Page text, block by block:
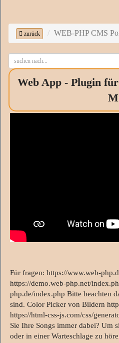
zurück WEB-PHP CMS
Web App - Plugin
Für fragen: https://www.web-
https://demo.web-php.net/
php.de/index.php Bitte beachten
sind. Color Picker von Bildern
https://html-css-js.com/css/
Sie Ihre Songs immer dabei? Um
oder in einer Warteschlage zu